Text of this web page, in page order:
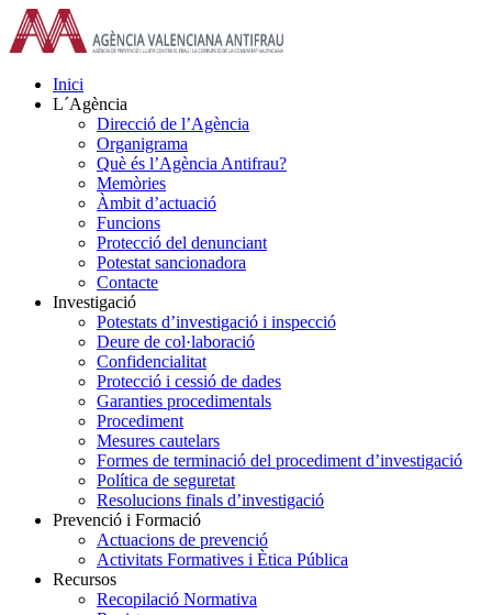
Skip
to
content
Inici
L´Agència
Direcció de l’Agència
Organigrama
Què és l’Agència Antifrau?
Memòries
Àmbit d’actuació
Funcions
Protecció del denunciant
Potestat sancionadora
Contacte
Investigació
Potestats d’investigació i inspecció
Deure de col·laboració
Confidencialitat
Protecció i cessió de dades
Garanties procedimentals
Procediment
Mesures cautelars
Formes de terminació del procediment d’investigació
Política de seguretat
Resolucions finals d’investigació
Prevenció i Formació
Actuacions de prevenció
Activitats Formatives i Ètica Pública
Recursos
Recopilació Normativa